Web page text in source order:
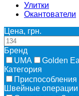
Улитки
Окантователи
Цена, грн.
Бренд
UMA
Golden
Категория
Приспособления
Швейные операции